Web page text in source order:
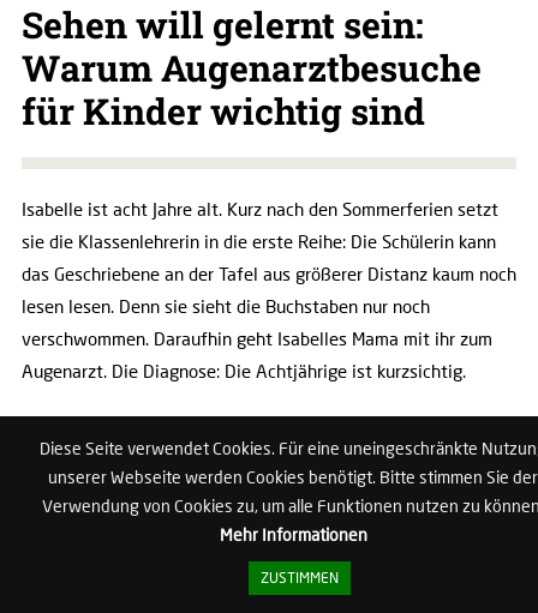
Diese Seite verwendet Cookies. Für eine uneingeschränkte
unserer Webseite werden Cookies benötigt. Bitte stimmen Sie der
Verwendung von Cookies zu, um alle Funktionen nutzen zu
Mehr Informationen
ZUSTIMMEN
Sehen will gelernt sein:
Warum Augenarztbesuche
für Kinder wichtig sind
Isabelle ist acht Jahre alt. Kurz nach den Sommerferien setzt
sie die Klassenlehrerin in die erste Reihe: Die Schülerin kann
das Geschriebene an der Tafel aus größerer Distanz kaum noch
lesen lesen. Denn sie sieht die Buchstaben nur noch
verschwommen. Daraufhin geht Isabelles Mama mit ihr zum
Augenarzt. Die Diagnose: Die Achtjährige ist kurzsichtig.
können?
Ein gutes Sehvermögen ist wichtig für die geistige und
motorische Entwicklung von Kindern. Über Sehstörungen
klagen Kinder aber nicht – es fehlt ihnen an Erfahrung, sie
kennen es nicht anders. Eine augenärztlich-orthoptische